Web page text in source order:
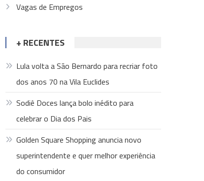
Vagas de Empregos
+ RECENTES
Lula volta a São Bernardo para recriar foto
dos anos 70 na Vila Euclides
Sodiê Doces lança bolo inédito para
celebrar o Dia dos Pais
Golden Square Shopping anuncia novo
superintendente e quer melhor experiência
do consumidor